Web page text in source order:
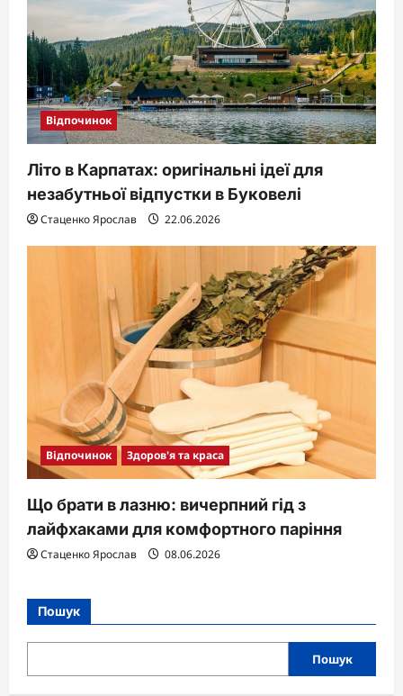
Відпочинок
Літо в Карпатах: оригінальні ідеї для
незабутньої відпустки в Буковелі
Стаценко Ярослав 22.06.2026
Відпочинок Здоров'я та краса
Що брати в лазню: вичерпний гід з
лайфхаками для комфортного паріння
Стаценко Ярослав 08.06.2026
Пошук
Пошук